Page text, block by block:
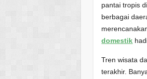
pantai tropis
berbagai
domestik
Tren wisata
terakhir.